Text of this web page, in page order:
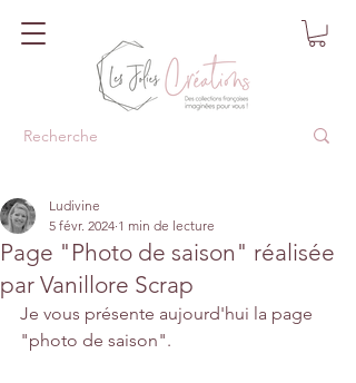
Page "Photo de saison" réalisée
par Vanillore Scrap
Ludivine
5 févr. 2024 1 min de lecture
Je vous présente aujourd'hui la page
"photo de saison".